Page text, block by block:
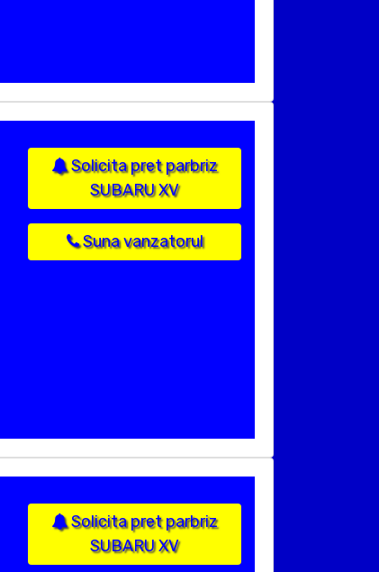
Solicita pret parbriz
SUBARU XV
Suna vanzatorul
Solicita pret parbriz
SUBARU XV